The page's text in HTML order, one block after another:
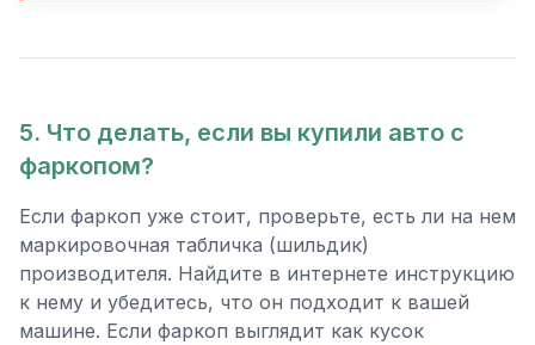
5. Что делать, если вы купили авто с
фаркопом?
Если фаркоп уже стоит, проверьте, есть ли на нем
маркировочная табличка (шильдик)
производителя. Найдите в интернете инструкцию
к нему и убедитесь, что он подходит к вашей
машине. Если фаркоп выглядит как кусок